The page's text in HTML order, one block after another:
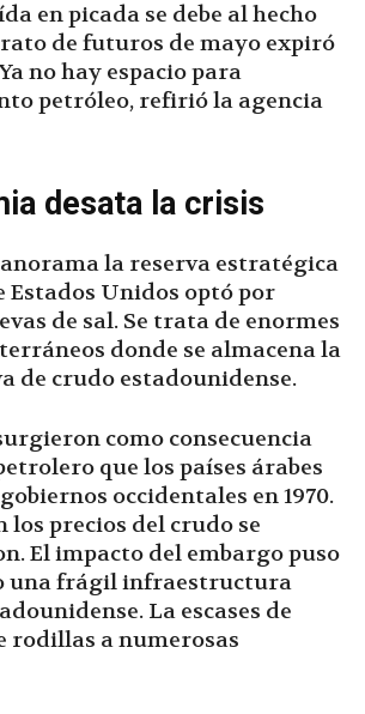
en picada se debe al hecho
de futuros de mayo expiró
no hay espacio para
petróleo, refirió la agencia
desata la crisis
la reserva estratégica
Estados Unidos optó por
de sal. Se trata de enormes
donde se almacena la
de crudo estadounidense.
como consecuencia
que los países árabes
occidentales en 1970.
los precios del crudo se
El impacto del embargo puso
una frágil infraestructura
La escases de
rodillas a numerosas